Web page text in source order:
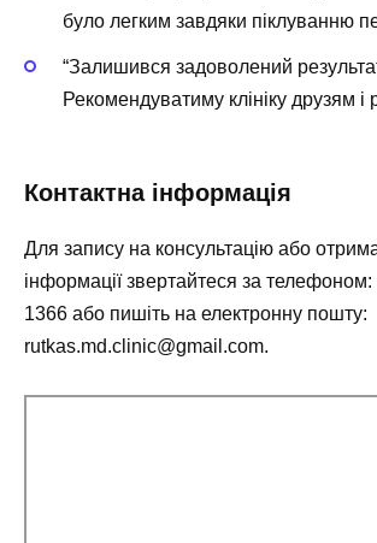
було легким завдяки піклуванню
“Залишився задоволений
Рекомендуватиму клініку друзям і
Контактна інформація
Для запису на консультацію або
інформації звертайтеся за телефоном:
1366 або пишіть на електронну пошту:
rutkas.md.clinic@gmail.com.